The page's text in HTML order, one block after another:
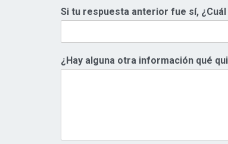
Si tu respuesta anterior fue sí, ¿Cuál
¿Hay alguna otra información qué